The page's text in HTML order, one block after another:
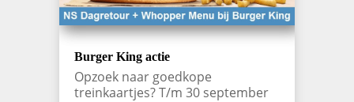
Burger King actie
Opzoek naar goedkope
treinkaartjes? T/m 30 september